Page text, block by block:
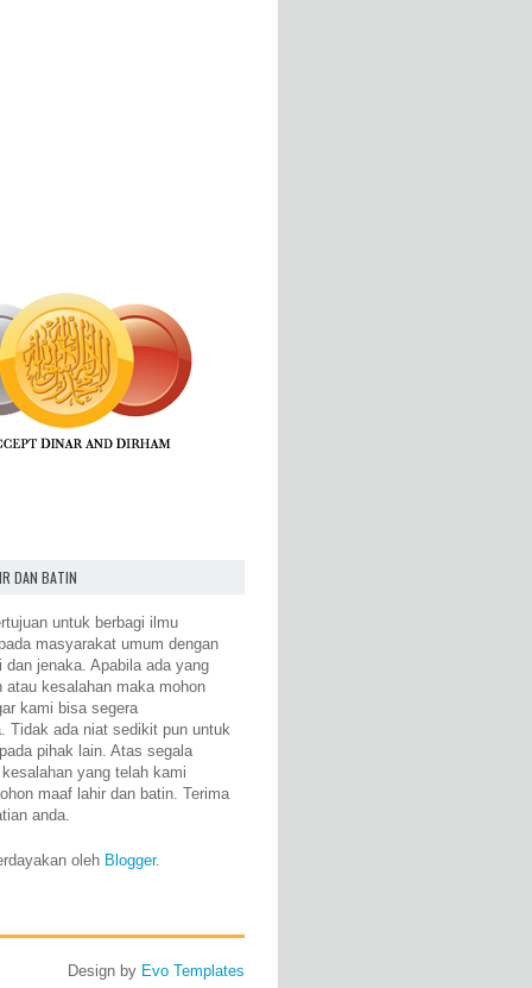
DAN BATIN
untuk berbagi ilmu
masyarakat umum dengan
dan jenaka. Apabila ada yang
atau kesalahan maka mohon
kami bisa segera
Tidak ada niat sedikit pun untuk
pihak lain. Atas segala
yang telah kami
maaf lahir dan batin. Terima
anda.
oleh Blogger.
Design by Evo Templates